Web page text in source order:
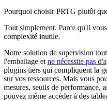
Pourquoi choisir PRTG plutôt
Tout simplement. Parce qu'il
complexité inutile.
Notre solution de supervision
l'emballage et ne nécessite pas
plugins tiers qui compliquent la
sur vos ressources. Mais vous
mesures, seuils de performance,
pouvez même accéder à des